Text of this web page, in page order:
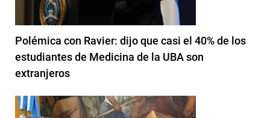
Polémica con Ravier: dijo que casi el 40% de los
estudiantes de Medicina de la UBA son
extranjeros